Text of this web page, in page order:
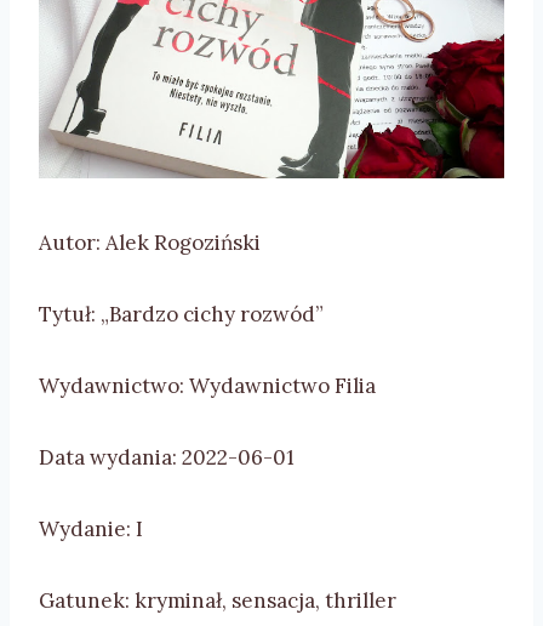
Autor: Alek Rogoziński
Tytuł: „Bardzo cichy rozwód”
Wydawnictwo: Wydawnictwo Filia
Data wydania: 2022-06-01
Wydanie: I
Gatunek: kryminał, sensacja, thriller